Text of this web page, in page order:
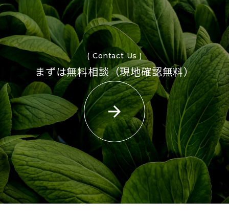
( Contact Us )
まずは無料相談（現地確認無料）
arrow_forward